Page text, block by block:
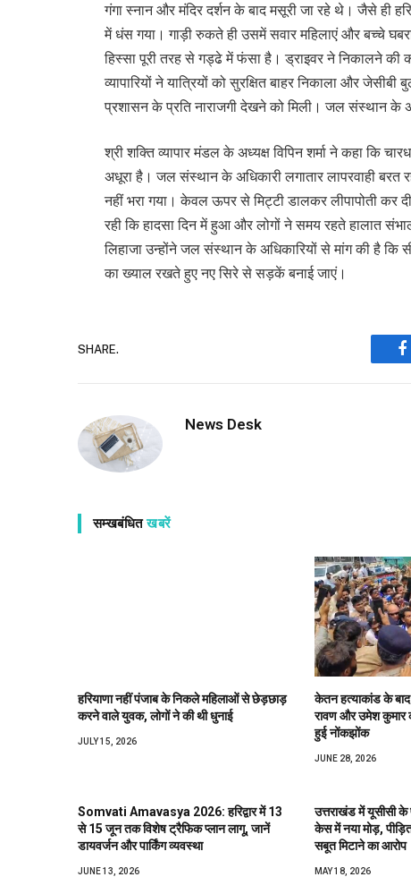
गंगा स्नान और मंदिर दर्शन के बाद मसूरी जा रहे थे। जैसे ही
में धंस गया। गाड़ी रुकते ही उसमें सवार महिलाएं और बच्चे
हिस्सा पूरी तरह से गड्ढे में फंसा है। ड्राइवर ने निकालने की
व्यापारियों ने यात्रियों को सुरक्षित बाहर निकाला और
प्रशासन के प्रति नाराजगी देखने को मिली। जल संस्थान के
श्री शक्ति व्यापार मंडल के अध्यक्ष विपिन शर्मा ने कहा कि
अधूरा है। जल संस्थान के अधिकारी लगातार लापरवाही
नहीं भरा गया। केवल ऊपर से मिट्टी डालकर लीपापोती कर
रही कि हादसा दिन में हुआ और लोगों ने समय रहते हालात
लिहाजा उन्होंने जल संस्थान के अधिकारियों से मांग की है कि
का ख्याल रखते हुए नए सिरे से सड़कें बनाई जाएं।
SHARE.
News Desk
सम्खबंधितखबरें
हरियाणा नहीं पंजाब के निकले महिलाओं से छेड़छाड़
करने वाले युवक, लोगों ने की थी धुनाई
JULY 15, 2026
केतन हत्याकांड के
रावण और उमेश कुमार
हुई नोंकझोंक
JUNE 28, 2026
Somvati Amavasya 2026: हरिद्वार में 13
से 15 जून तक विशेष ट्रैफिक प्लान लागू, जानें
डायवर्जन और पार्किंग व्यवस्था
JUNE 13, 2026
उत्तराखंड में यूसीसी
केस में नया मोड़,
सबूत मिटाने का आरोप
MAY 18, 2026